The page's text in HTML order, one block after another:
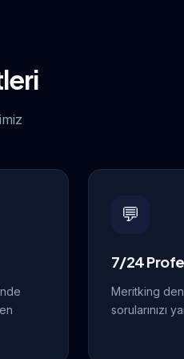
💬
7/24
Meritking
sorularınızı